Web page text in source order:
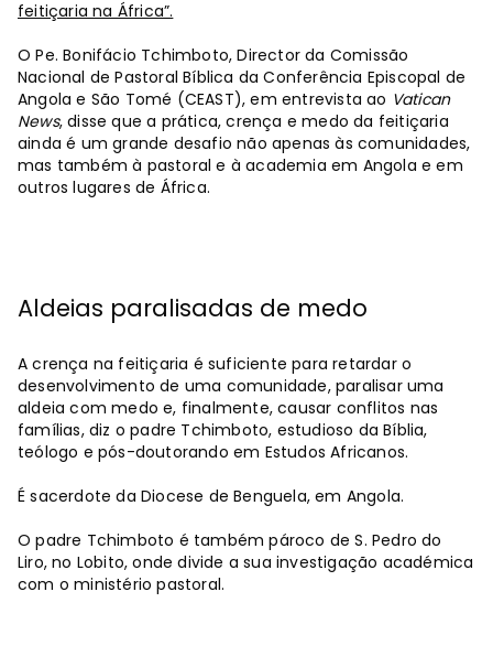
feitiçaria na África”.
O Pe. Bonifácio Tchimboto, Director da Comissão
Nacional de Pastoral Bíblica da Conferência Episcopal de
Angola e São Tomé (CEAST), em entrevista ao Vatican
News, disse que a prática, crença e medo da feitiçaria
ainda é um grande desafio não apenas às comunidades,
mas também à pastoral e à academia em Angola e em
outros lugares de África.
Aldeias paralisadas de medo
A crença na feitiçaria é suficiente para retardar o
desenvolvimento de uma comunidade, paralisar uma
aldeia com medo e, finalmente, causar conflitos nas
famílias, diz o padre Tchimboto, estudioso da Bíblia,
teólogo e pós-doutorando em Estudos Africanos.
É sacerdote da Diocese de Benguela, em Angola.
O padre Tchimboto é também pároco de S. Pedro do
Liro, no Lobito, onde divide a sua investigação académica
com o ministério pastoral.